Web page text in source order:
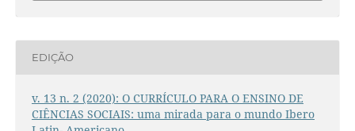
EDIÇÃO
v. 13 n. 2 (2020): O CURRÍCULO PARA O ENSINO DE
CIÊNCIAS SOCIAIS: uma mirada para o mundo Ibero